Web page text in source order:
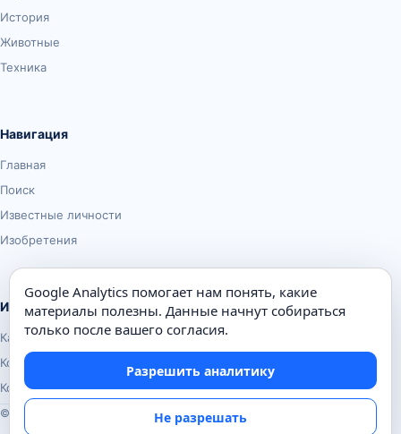
История
Животные
Техника
Навигация
Главная
Поиск
Известные личности
Изобретения
Информация
Карта сайта
Контакты
Конфиденциальность
© Почемуха.ру, 2010–2026
Google Analytics помогает нам понять, какие
материалы полезны. Данные начнут собираться
только после вашего согласия.
Разрешить аналитику
Не разрешать